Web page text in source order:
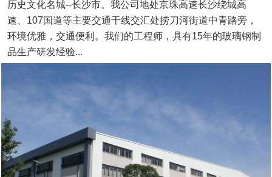
历史文化名城--长沙市。我公司地处京珠高速长沙绕城高
速、107国道等主要交通干线交汇处捞刀河街道中青路旁，
环境优雅，交通便利。我们的工程师，具有15年的玻璃钢制
品生产研发经验...